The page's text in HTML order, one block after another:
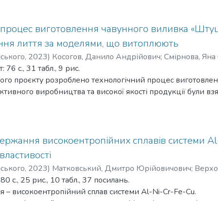
– розроблена технологія ливарної форми,
та ливарного устаткування.
можуть бути рекомендовані для впровадження
складності в умовах серійного виробництва.
проведено основні розрахунки організаційно-
навколишнього середовища та покращенню
виготовлення чавунного виливка
лиття за моделями, що витоплюють
, 2023) Косогов, Данило Андрійович; Смірнова, Яна
с., 31 табл., 9 рис.
проєкту розроблено технологічний процес
виробництва та високої якості продукції були
фактори. Проведені аналізи стали базою для
з урахуванням заданих параметрів.
які дозволили підібрати оптимальні умови для
працівників.
виготовлення виливка дозволяє ефективно
та вартості продукції.
високоентропійних сплавів системи
, 2023) Матковський, Дмитро Юрійовичович;
с., 25 рис., 10 табл., 37 посилань.
– високоентропійний сплав системи Al-Ni-Cr-Fe-Cu.